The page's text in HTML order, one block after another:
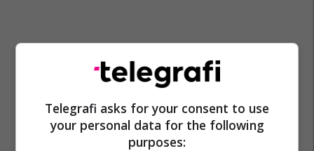
Telegrafi asks for your consent to use
your personal data for the following
purposes: